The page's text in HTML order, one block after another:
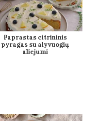
Paprastas citrininis
pyragas su alyvuogių
aliejumi